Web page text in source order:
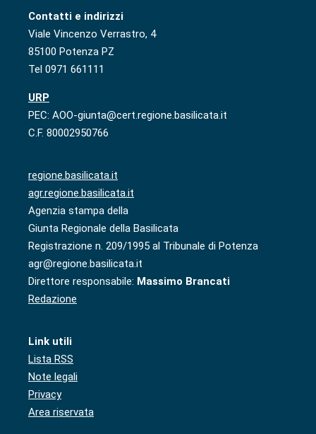
Contatti e indirizzi
Viale Vincenzo Verrastro, 4
85100 Potenza PZ
Tel 0971 661111
URP
PEC: AOO-giunta@cert.regione.basilicata.it
C.F. 80002950766
regione.basilicata.it
agr.regione.basilicata.it
Agenzia stampa della
Giunta Regionale della Basilicata
Registrazione n. 209/1995 al Tribunale di Potenza
agr@regione.basilicata.it
Direttore responsabile: Massimo Brancati
Redazione
Link utili
Lista RSS
Note legali
Privacy
Area riservata